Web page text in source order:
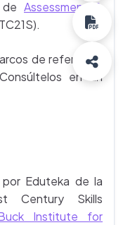
Assessment &
de referencia
en un
por Eduteka de la
Century Skills
Institute for